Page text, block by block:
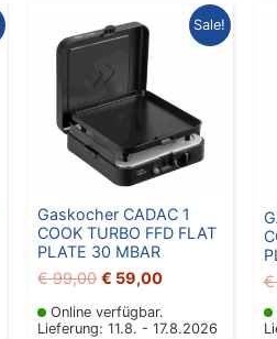
Sale!
Gaskocher CADAC 1
COOK TURBO FFD FLAT
PLATE 30 MBAR
€99,00
Ursprünglicher
Preis
€ 99,00
€ 59,00
Aktueller
Preis
Online verfügbar.
Lieferung: 11.8. - 17.8.2026
€